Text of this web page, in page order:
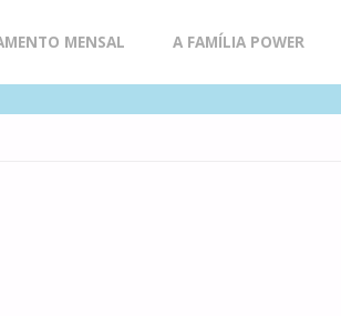
MENSAL A FAMÍLIA POWER